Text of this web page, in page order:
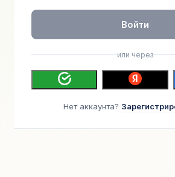
Войти
или через
Нет аккаунта?